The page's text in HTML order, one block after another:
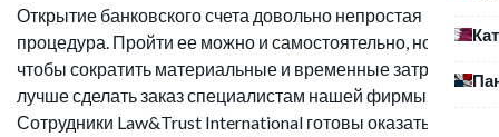
Открытие банковского счета довольно непростая
процедура. Пройти ее можно и самостоятельно, но
чтобы сократить материальные и временные затраты
лучше сделать заказ специалистам нашей фирмы.
Сотрудники Law&Trust International готовы оказать